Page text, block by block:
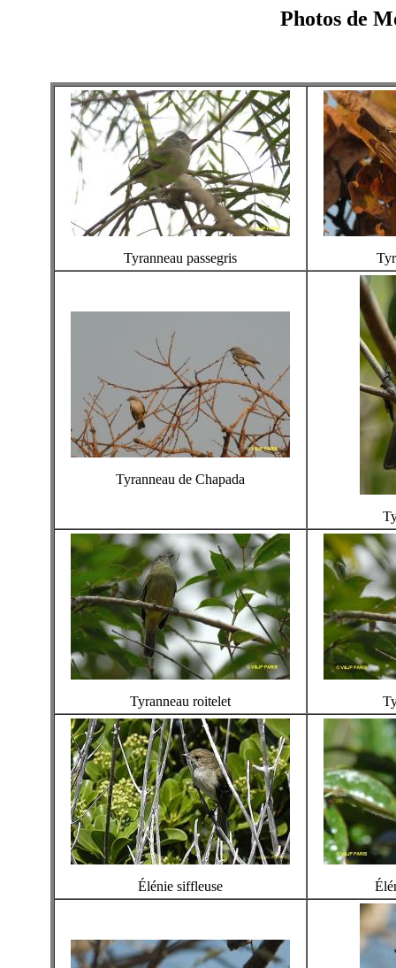
Photos de
Tyranneau passegris
Tyranneau de Chapada
Tyranneau roitelet
Élénie siffleuse